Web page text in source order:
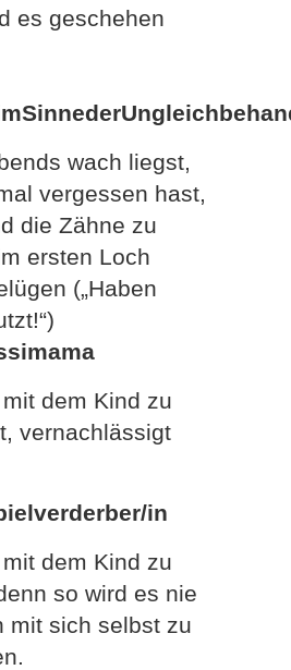
es geschehen
wach liegst,
vergessen hast,
die Zähne zu
ersten Loch
(„Haben
dem Kind zu
vernachlässigt
in
dem Kind zu
so wird es nie
mit sich selbst zu